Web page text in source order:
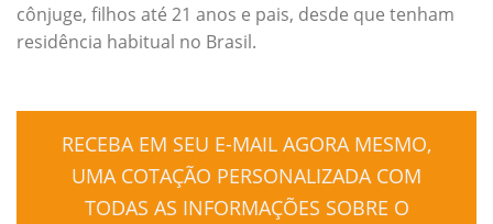
cônjuge, filhos até 21 anos e pais, desde que tenham
residência habitual no Brasil.
RECEBA EM SEU E-MAIL AGORA MESMO,
UMA COTAÇÃO PERSONALIZADA COM
TODAS AS INFORMAÇÕES SOBRE O